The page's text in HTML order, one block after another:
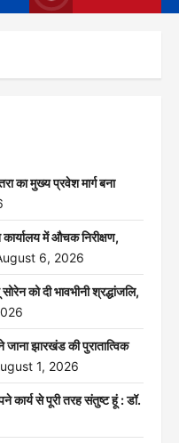
का मुख्य प्रवेश मार्ग बना
में औचक निरीक्षण,
6, 2026
को दी भावभीनी श्रद्धांजलि,
जाना झारखंड की पुरातात्विक
1, 2026
कार्य से पूरी तरह संतुष्ट हूं : डॉ.